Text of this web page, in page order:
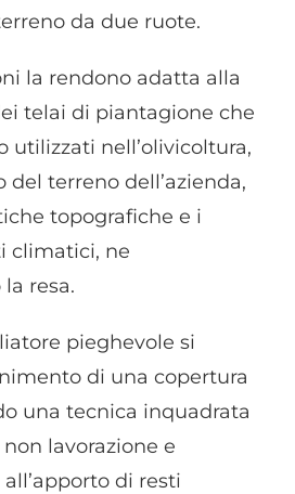
da due ruote.
la rendono adatta alla
telai di piantagione che
utilizzati nell’olivicoltura,
del terreno dell’azienda,
topografiche e i
climatici, ne
resa.
pieghevole si
di una copertura
una tecnica inquadrata
lavorazione e
di resti